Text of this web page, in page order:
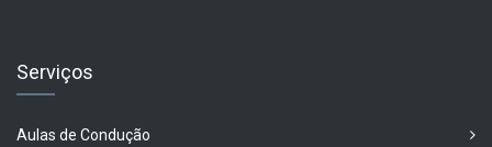
Serviços
Aulas de Condução